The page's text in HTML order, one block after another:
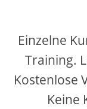
Einzelne
Training.
Kostenlose
Keine